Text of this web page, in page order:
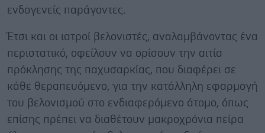
ενδογενείς παράγοντες.
Έτσι και οι ιατροί βελονιστές, αναλαμβάνοντας ένα
περιστατικό, οφείλουν να ορίσουν την αιτία
πρόκλησης της παχυσαρκίας, που διαφέρει σε
κάθε θεραπευόμενο, για την κατάλληλη εφαρμογή
του βελονισμού στο ενδιαφερόμενο άτομο, όπως
επίσης πρέπει να διαθέτουν μακροχρόνια πείρα